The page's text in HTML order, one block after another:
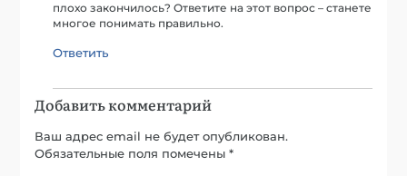
плохо закончилось? Ответите на этот вопрос – станете
многое понимать правильно.
Ответить
Добавить комментарий
Ваш адрес email не будет опубликован.
Обязательные поля помечены*